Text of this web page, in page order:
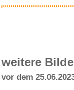
weitere
vor dem